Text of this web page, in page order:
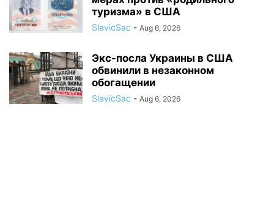
туризма» в США
SlavicSac - Aug 6, 2026
Экс-посла Украины в США
обвинили в незаконном
обогащении
SlavicSac - Aug 6, 2026